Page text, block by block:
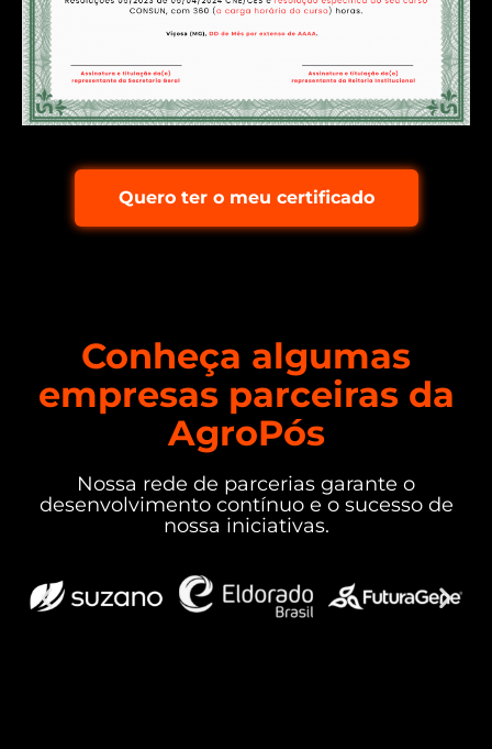
Quero ter o meu certificado
Conheça algumas
empresas parceiras da
AgroPós
Nossa rede de parcerias garante o
desenvolvimento contínuo e o sucesso de
nossa iniciativas.